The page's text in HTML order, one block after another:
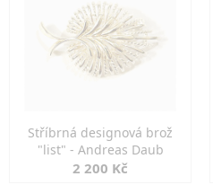
Stříbrná designová brož
"list" - Andreas Daub
2 200 Kč